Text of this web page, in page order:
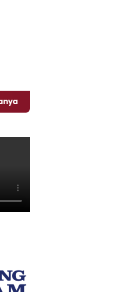
‎Nasirun Maestro Lukis